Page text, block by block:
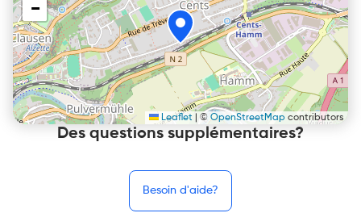
−
Leaflet © OpenStreetMap contributors
Des questions supplémentaires?
Besoin d'aide?